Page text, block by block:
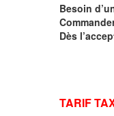
Besoin
Dès
TARIF